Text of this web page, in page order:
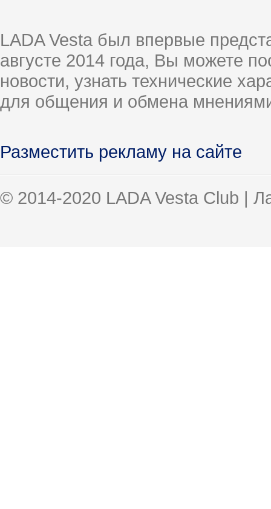
LADA Vesta был впервые
августе 2014 года, Вы можете
новости, узнать технические
для общения и обмена
Разместить рекламу на сайте
© 2014-2020 LADA Vesta Club |